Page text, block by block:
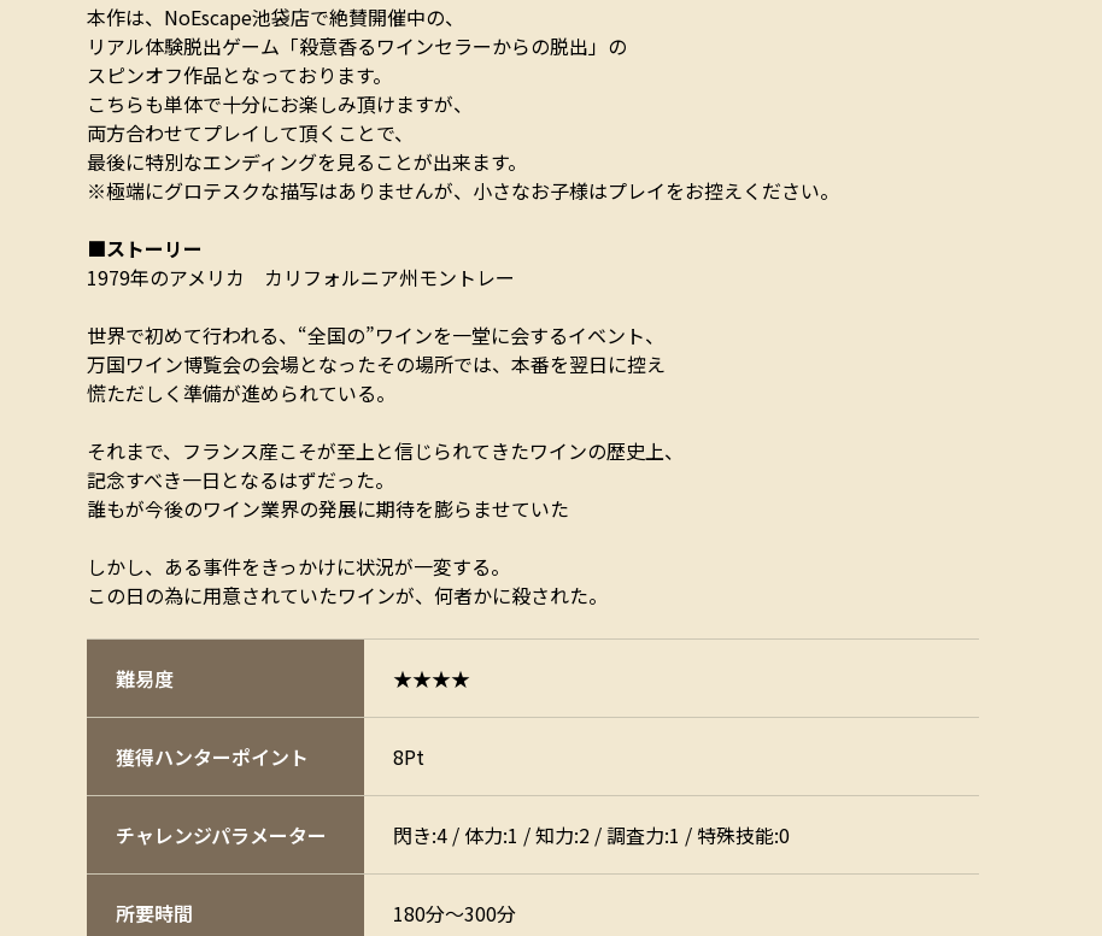
本作は、NoEscape池袋店で絶賛開催中の、
リアル体験脱出ゲーム「殺意香るワインセラーからの脱出」の
スピンオフ作品となっております。
こちらも単体で十分にお楽しみ頂けますが、
両方合わせてプレイして頂くことで、
最後に特別なエンディングを見ることが出来ます。
※極端にグロテスクな描写はありませんが、小さなお子様はプレイをお控えください。
■ストーリー
1979年のアメリカ カリフォルニア州モントレー
世界で初めて行われる、“全国の”ワインを一堂に会するイベント、
万国ワイン博覧会の会場となったその場所では、本番を翌日に控え
慌ただしく準備が進められている。
それまで、フランス産こそが至上と信じられてきたワインの歴史上、
記念すべき一日となるはずだった。
誰もが今後のワイン業界の発展に期待を膨らませていた――
しかし、ある事件をきっかけに状況が一変する。
この日の為に用意されていたワインが、何者かに殺された。
難易度 ★★★★
獲得ハンターポイント 8Pt
チャレンジパラメーター 閃き:4 / 体力:1 / 知力:2 / 調査力:1 / 特殊技能:0
所要時間 180分～300分